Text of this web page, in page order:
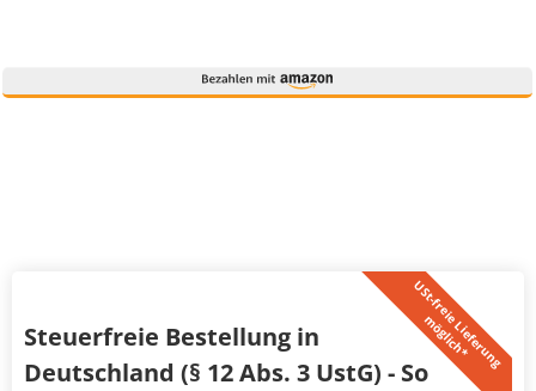
U
S
t
-
f
r
e
i
e
L
i
e
f
e
r
u
n
g
m
ö
g
l
i
c
h
*
Steuerfreie Bestellung in
Deutschland (§ 12 Abs. 3 UstG) - So